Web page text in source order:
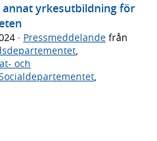
yrkesutbildning för
· Pressmeddelande från
,
och
,